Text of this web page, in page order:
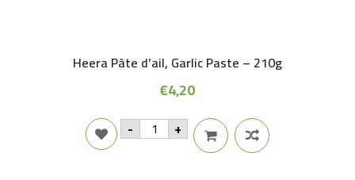
Heera Pâte d’ail, Garlic Paste – 210g
€4,20
- Heera
Pâte +